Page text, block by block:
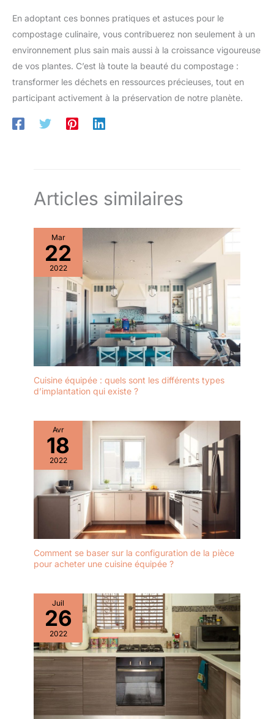
En adoptant ces bonnes pratiques et astuces pour le
compostage culinaire, vous contribuerez non seulement à un
environnement plus sain mais aussi à la croissance vigoureuse
de vos plantes. C’est là toute la beauté du compostage :
transformer les déchets en ressources précieuses, tout en
participant activement à la préservation de notre planète.
Articles similaires
Mar
22
2022
Cuisine équipée : quels sont les différents types
d’implantation qui existe ?
Avr
18
2022
Comment se baser sur la configuration de la pièce
pour acheter une cuisine équipée ?
Juil
26
2022